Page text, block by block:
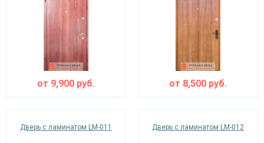
от 9,900 руб. от 8,500 руб.
Дверь с ламинатом LM-011 Дверь с ламинатом LM-012